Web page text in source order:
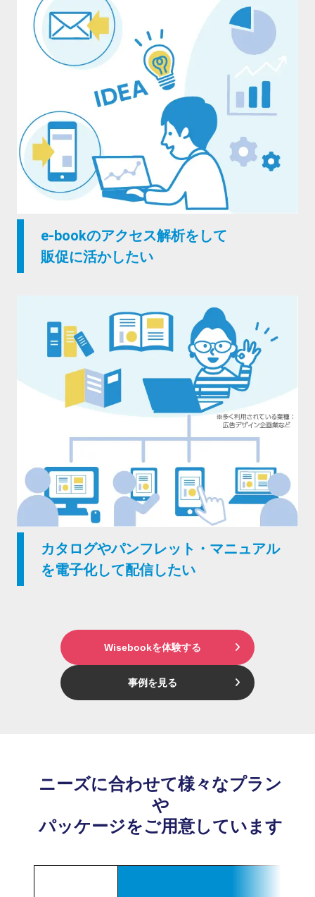
e-bookのアクセス解析をして
販促に活かしたい
カタログやパンフレット・マニュアル
を電子化して配信したい
Wisebookを体験する
事例を見る
ニーズに合わせて様々なプラン
や
パッケージをご用意しています